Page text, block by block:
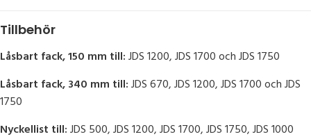
Tillbehör
Låsbart fack, 150 mm till:JDS 1200, JDS 1700 och JDS 1750
Låsbart fack, 340 mm till:JDS 670, JDS 1200, JDS 1700 och JDS
1750
Nyckellist till:JDS 500, JDS 1200, JDS 1700, JDS 1750, JDS 1000